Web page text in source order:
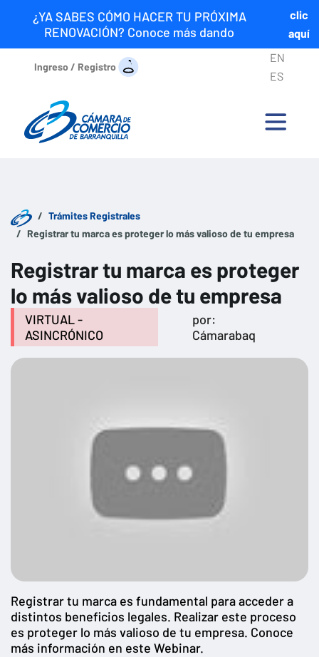
¿YA SABES CÓMO HACER TU PRÓXIMA
RENOVACIÓN? Conoce más dando
clic
aquí
Ingreso / Registro
EN
ES
Trámites Registrales
Registrar tu marca es proteger lo más valioso de tu empresa
Registrar tu marca es proteger
lo más valioso de tu empresa
VIRTUAL -
ASINCRÓNICO
por:
Cámarabaq
Registrar tu marca es fundamental para acceder a
distintos beneficios legales. Realizar este proceso
es proteger lo más valioso de tu empresa. Conoce
más información en este Webinar.